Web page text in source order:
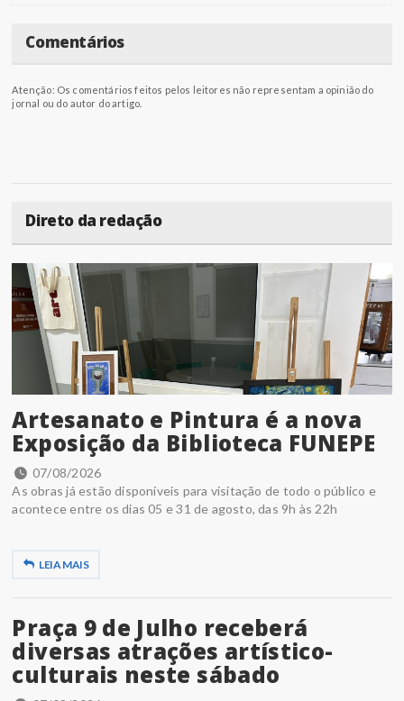
Comentários
Atenção: Os comentários feitos pelos leitores não representam a opinião do
jornal ou do autor do artigo.
Direto da redação
Artesanato e Pintura é a nova
Exposição da Biblioteca FUNEPE
07/08/2026
As obras já estão disponíveis para visitação de todo o público e
acontece entre os dias 05 e 31 de agosto, das 9h às 22h
LEIA MAIS
Praça 9 de Julho receberá
diversas atrações artístico-
culturais neste sábado